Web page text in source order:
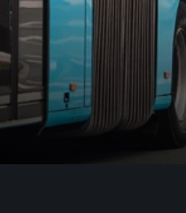
Unternehmen
Karriere
Dein Partner für Mobilität